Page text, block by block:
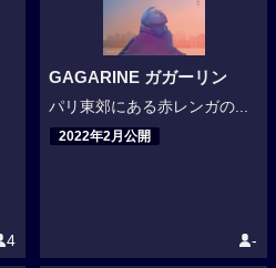
4
GAGARINE ガガーリン
パリ東郊にある赤レンガの...
2022年2月公開
-